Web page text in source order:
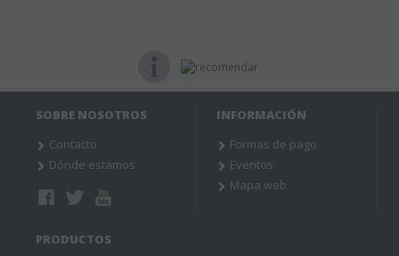
SOBRE NOSOTROS
Contacto
Dónde estamos
INFORMACIÓN
Formas de pago
Eventos
Mapa web
PRODUCTOS